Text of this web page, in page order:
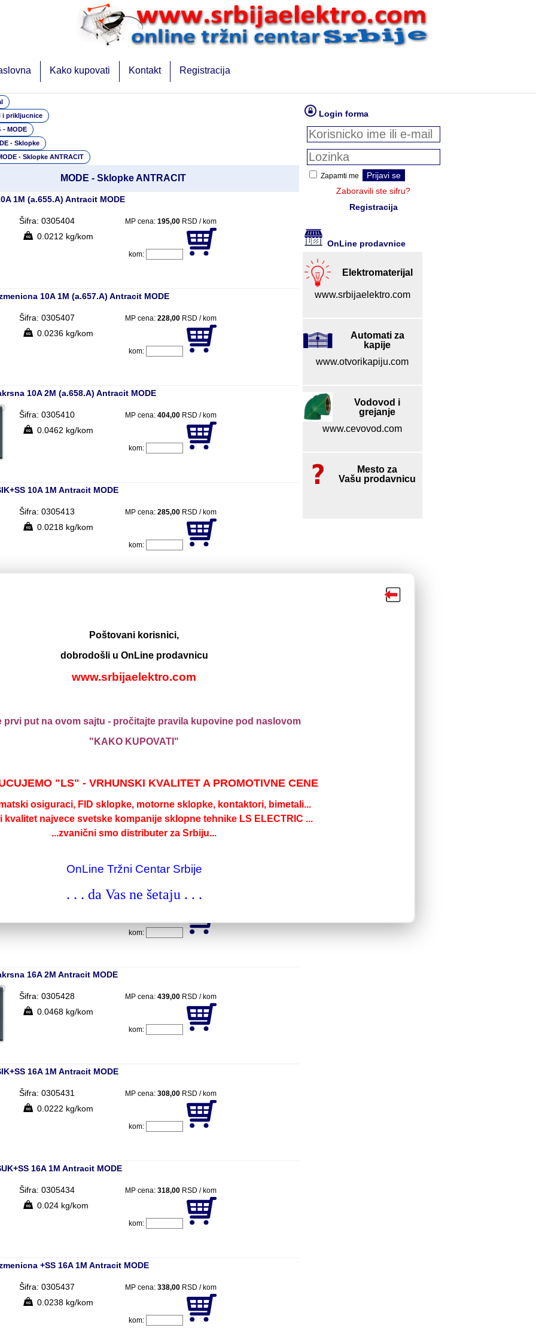
Poštovani korisnici,
dobrodošli u OnLine prodavnicu
www.srbijaelektro.com
prvi put na ovom sajtu - pročitajte pravila kupovine pod naslovom
"KAKO KUPOVATI"
"LS" - VRHUNSKI KVALITET A PROMOTIVNE CENE
osiguraci, FID sklopke, motorne sklopke, kontaktori, bimetali...
kvalitet najvece svetske kompanije sklopne tehnike LS ELECTRIC ...
...zvanični smo distributer za Srbiju...
OnLine Tržni Centar Srbije
. . . da Vas ne šetaju . . .
Kako kupovati Kontakt Registracija
i prikljucnice
- MODE
- Sklopke
- Sklopke ANTRACIT
MODE - Sklopke ANTRACIT
1M (a.655.A) Antracit MODE
Šifra: 0305404
0.0212 kg/kom
MP cena: 195,00RSD / kom
kom:
10A 1M (a.657.A) Antracit MODE
Šifra: 0305407
0.0236 kg/kom
MP cena: 228,00RSD / kom
kom:
10A 2M (a.658.A) Antracit MODE
Šifra: 0305410
0.0462 kg/kom
MP cena: 404,00RSD / kom
kom:
10A 1M Antracit MODE
Šifra: 0305413
0.0218 kg/kom
MP cena: 285,00RSD / kom
kom:
+SS 10A 2M Antracit MODE
0.0472 kg/kom
kom:
1M Antracit MODE
Šifra: 0305422
0.0216 kg/kom
MP cena:214,00RSD / kom
kom:
Šifra: 0305425
MP cena:249,00RSD / kom
kom:
16A 2M Antracit MODE
Šifra: 0305428
0.0468 kg/kom
MP cena: 439,00RSD / kom
kom:
16A 1M Antracit MODE
Šifra: 0305431
0.0222 kg/kom
MP cena: 308,00RSD / kom
kom:
16A 1M Antracit MODE
Šifra: 0305434
0.024 kg/kom
MP cena: 318,00RSD / kom
kom:
+SS 16A 1M Antracit MODE
Šifra: 0305437
0.0238 kg/kom
MP cena: 338,00RSD / kom
kom:
Login forma
Zapamti me
Zaboravili ste sifru?
Registracija
OnLine prodavnice
Elektromaterijal
www.srbijaelektro.com
Automati za
kapije
www.otvorikapiju.com
Vodovod i
grejanje
www.cevovod.com
Mesto za
Vašu prodavnicu